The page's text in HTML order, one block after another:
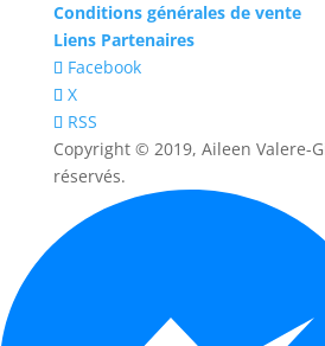
Conditions générales de vente
Liens Partenaires
Facebook
X
RSS
Copyright © 2019, Aileen Valere-
réservés.